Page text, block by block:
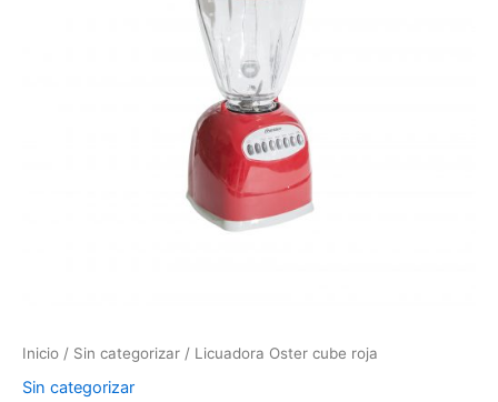
Inicio / Sin categorizar / Licuadora Oster cube roja
Sin categorizar